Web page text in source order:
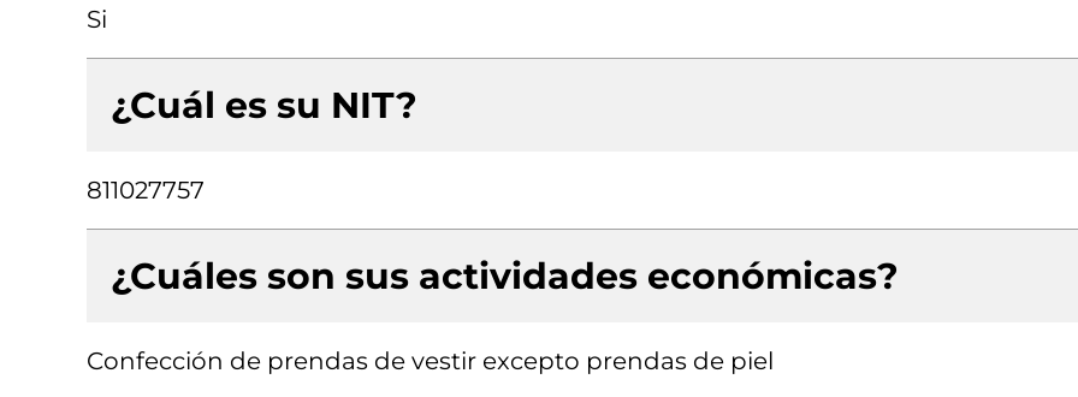
Si
¿Cuál es su NIT?
811027757
¿Cuáles son sus actividades económicas?
Confección de prendas de vestir excepto prendas de piel